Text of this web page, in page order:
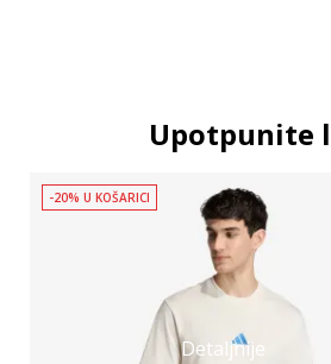
Upotpunite
Detaljnije
-20% U KOŠARICI